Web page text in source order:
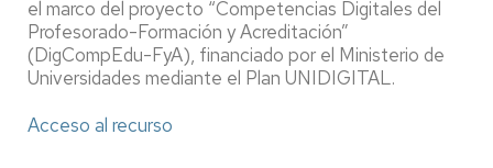
el marco del proyecto “Competencias Digitales del
Profesorado-Formación y Acreditación”
(DigCompEdu-FyA), financiado por el Ministerio de
Universidades mediante el Plan UNIDIGITAL.
Acceso al recurso